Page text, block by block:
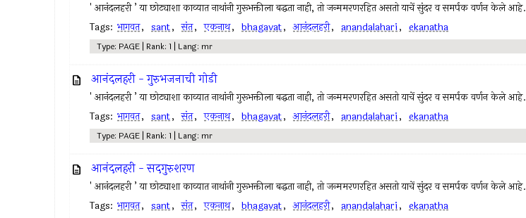
' आनंदलहरी ’ या छोट्याशा काव्यात नाथांनी गुरूभक्तीला बद्धता नाही, तो जन्ममरणरहित असतो याचें सुंदर व समर्पक वर्णन केले आहे.
Tags: भागवत, sant, संत, एकनाथ, bhagavat, आनंदलहरी, anandalahari, ekanatha
Type: PAGE | Rank: 1 | Lang: mr
आनंदलहरी - गुरुभजनाची गोडी
' आनंदलहरी ’ या छोट्याशा काव्यात नाथांनी गुरूभक्तीला बद्धता नाही, तो जन्ममरणरहित असतो याचें सुंदर व समर्पक वर्णन केले आहे.
Tags: भागवत, sant, संत, एकनाथ, bhagavat, आनंदलहरी, anandalahari, ekanatha
Type: PAGE | Rank: 1 | Lang: mr
आनंदलहरी - सदगुरुशरण
' आनंदलहरी ’ या छोट्याशा काव्यात नाथांनी गुरूभक्तीला बद्धता नाही, तो जन्ममरणरहित असतो याचें सुंदर व समर्पक वर्णन केले आहे.
Tags: भागवत, sant, संत, एकनाथ, bhagavat, आनंदलहरी, anandalahari, ekanatha